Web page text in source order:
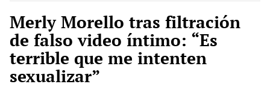
Merly Morello tras filtración
de falso video íntimo: “Es
terrible que me intenten
sexualizar”